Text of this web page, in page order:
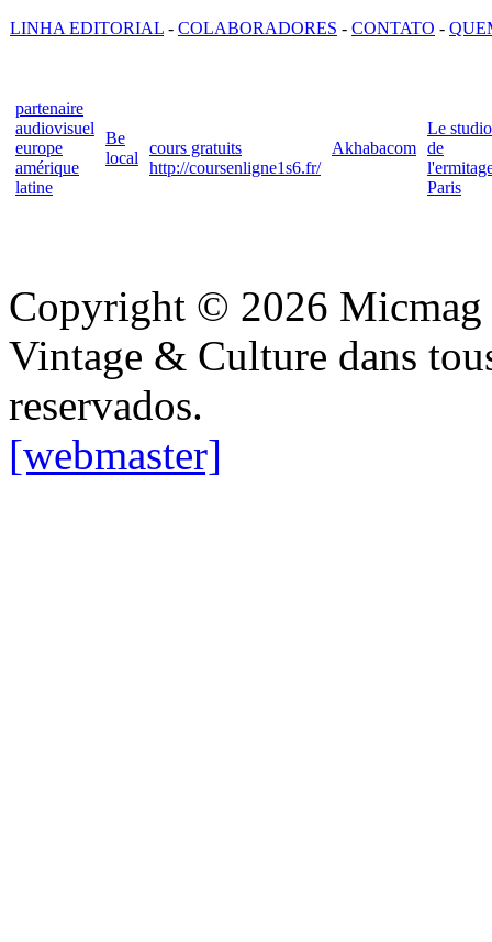
LINHA EDITORIAL - COLABORADORES - CONTATO -
partenaire
audiovisuel
europe
amérique
latine
Be
local
cours gratuits
http://coursenligne1s6.fr/
Akhabacom
Le studio
de
Paris
Copyright © 2026 Micmag
Vintage & Culture dans
reservados.
[webmaster]